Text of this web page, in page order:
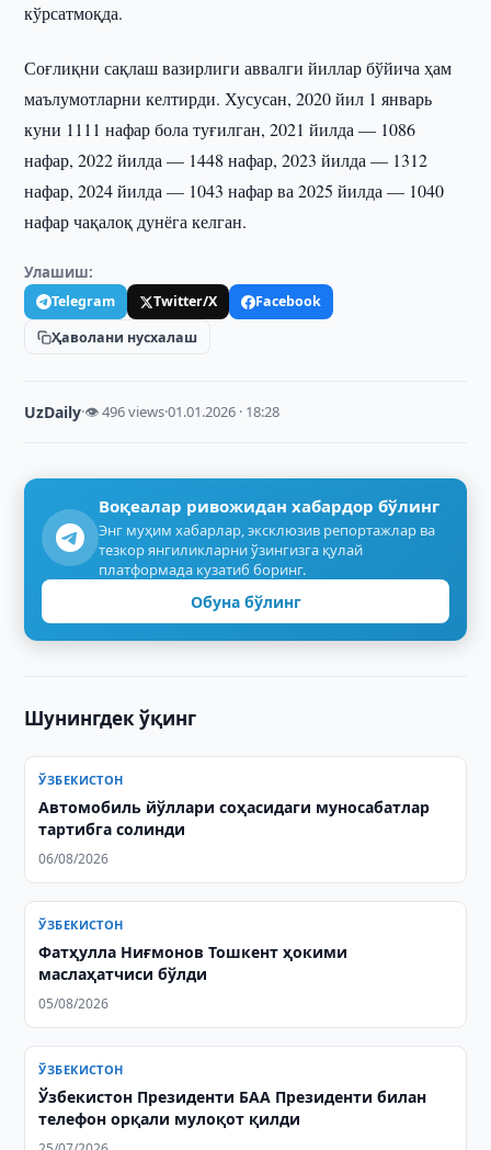
кўрсатмоқда.
Соғлиқни сақлаш вазирлиги аввалги йиллар бўйича ҳам
маълумотларни келтирди. Хусусан, 2020 йил 1 январь
куни 1111 нафар бола туғилган, 2021 йилда — 1086
нафар, 2022 йилда — 1448 нафар, 2023 йилда — 1312
нафар, 2024 йилда — 1043 нафар ва 2025 йилда — 1040
нафар чақалоқ дунёга келган.
Улашиш:
Telegram Twitter/X
Facebook
Ҳаволани нусхалаш
UzDaily·👁 496 views·01.01.2026 · 18:28
Воқеалар ривожидан хабардор бўлинг
Энг муҳим хабарлар, эксклюзив репортажлар ва
тезкор янгиликларни ўзингизга қулай
платформада кузатиб боринг.
Обуна бўлинг
Шунингдек ўқинг
ЎЗБЕКИСТОН
Автомобиль йўллари соҳасидаги муносабатлар
тартибга солинди
06/08/2026
ЎЗБЕКИСТОН
Фатҳулла Ниғмонов Тошкент ҳокими
маслаҳатчиси бўлди
05/08/2026
ЎЗБЕКИСТОН
Ўзбекистон Президенти БАА Президенти билан
телефон орқали мулоқот қилди